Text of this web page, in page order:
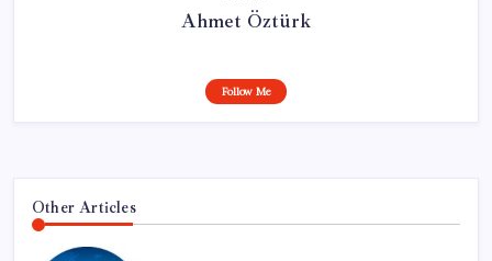
Ahmet Öztürk
Follow Me
Other Articles